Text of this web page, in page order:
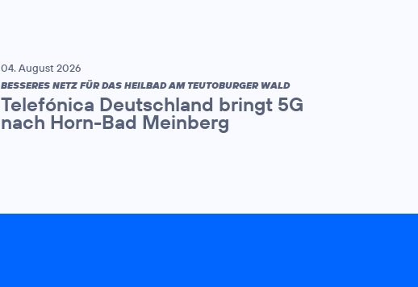
04. August 2026
BESSERES NETZ FÜR DAS HEILBAD AM TEUTOBURGER WALD
Telefónica Deutschland bringt 5G
nach Horn-Bad Meinberg